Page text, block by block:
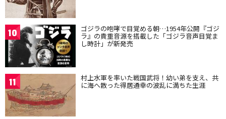
10 ゴジラの咆哮で目覚める朝…1954年公開『ゴジ
ラ』の貴重音源を搭載した「ゴジラ音声目覚ま
し時計」が新発売
11 村上水軍を率いた戦国武将！幼い弟を支え、共
に海へ散った得居通幸の波乱に満ちた生涯